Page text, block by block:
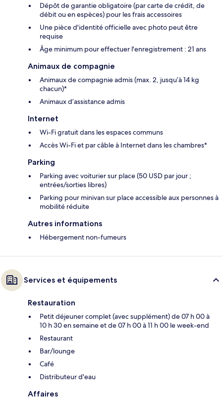
Dépôt de garantie obligatoire (par carte de crédit, de
débit ou en espèces) pour les frais accessoires
Une pièce d'identité officielle avec photo peut être
requise
Âge minimum pour effectuer l'enregistrement : 21 ans
Animaux de compagnie
Animaux de compagnie admis (max. 2, jusqu’à 14 kg
chacun)*
Animaux d’assistance admis
Internet
Wi-Fi gratuit dans les espaces communs
Accès Wi-Fi et par câble à Internet dans les chambres*
Parking
Parking avec voiturier sur place (50 USD par jour ;
entrées/sorties libres)
Parking pour minivan sur place accessible aux personnes à
mobilité réduite
Autres informations
Hébergement non-fumeurs
Services et équipements
Restauration
Petit déjeuner complet (avec supplément) de 07 h 00 à
10 h 30 en semaine et de 07 h 00 à 11 h 00 le week-end
Restaurant
Bar/lounge
Café
Distributeur d'eau
Affaires